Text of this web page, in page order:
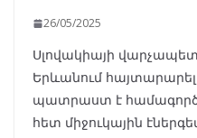
26/05/2025
Սլովակիայի
Երևանում հայտարարել
պատրաստ է
հետ միջուկային